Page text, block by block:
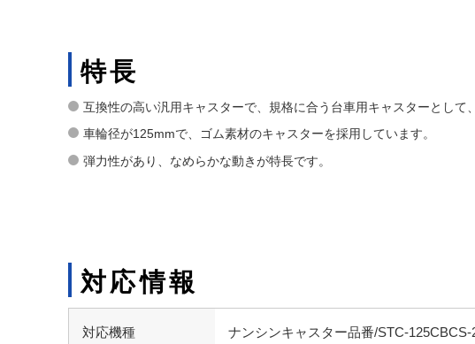
特長
互換性の高い汎用キャスターで、規格に合う台車用キャスターとして
車輪径が125mmで、ゴム素材のキャスターを採用しています。
弾力性があり、なめらかな動きが特長です。
対応情報
対応機種
ナンシンキャスター品番/STC-125CBCS-